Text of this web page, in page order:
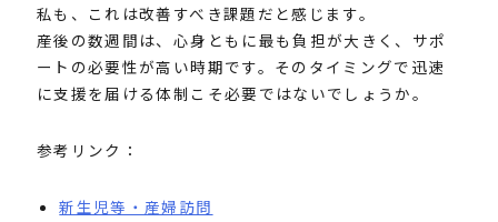
私も、これは改善すべき課題だと感じます。
産後の数週間は、心身ともに最も負担が大きく、サポ
ートの必要性が高い時期です。そのタイミングで迅速
に支援を届ける体制こそ必要ではないでしょうか。
参考リンク：
新生児等・産婦訪問